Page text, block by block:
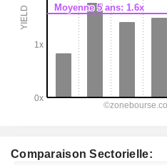
Comparaison Sectorielle: